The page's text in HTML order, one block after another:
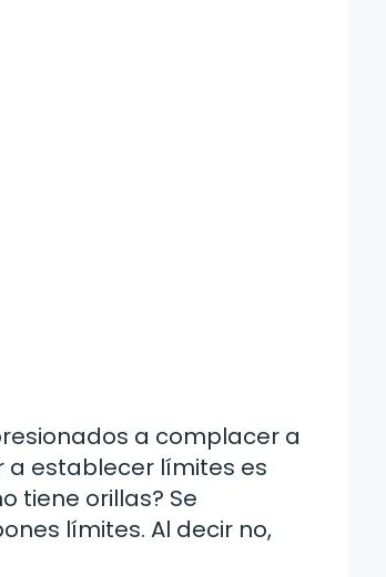
a complacer a
a establecer límites es
tiene orillas? Se
límites. Al decir no,